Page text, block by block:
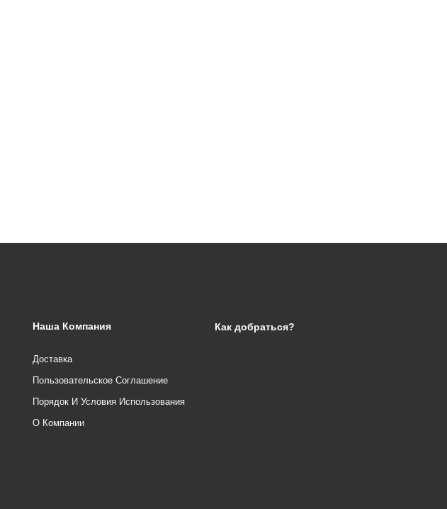
Наша Компания
Доставка
Пользовательское Соглашение
Порядок И Условия Использования
О Компании
Как добраться?